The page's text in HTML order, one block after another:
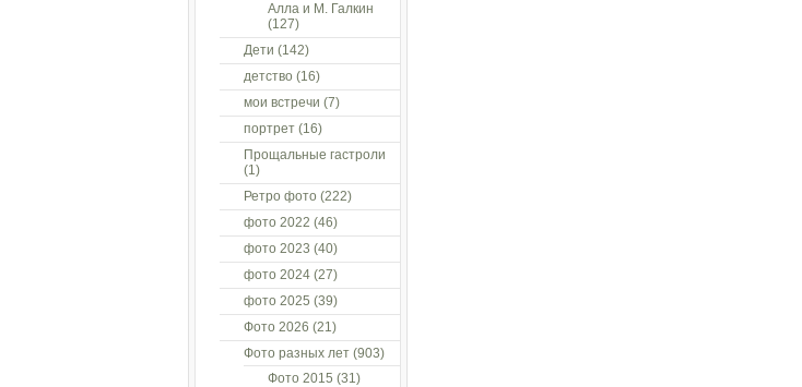
Алла и М. Галкин
(127)
Дети (142)
детство (16)
мои встречи (7)
портрет(16)
Прощальные гастроли
(1)
Ретро фото (222)
фото 2022 (46)
фото 2023 (40)
фото 2024(27)
фото 2025 (39)
Фото 2026 (21)
Фото разных лет(903)
Фото 2015 (31)